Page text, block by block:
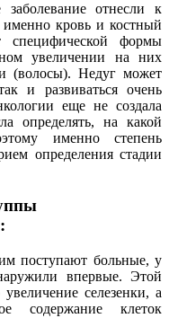
отнесли к
кровь и костный
специфической формы
увеличении на них
(волосы). Недуг может
и развиваться очень
еще не создала
определять, на какой
именно степень
определения стадии
поступают больные, у
впервые. Этой
селезенки, а
содержание клеток